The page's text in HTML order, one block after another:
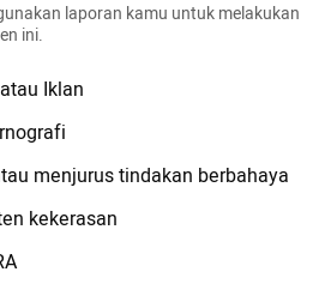
laporan kamu untuk melakukan
ini.
Iklan
menjurus tindakan berbahaya
kekerasan